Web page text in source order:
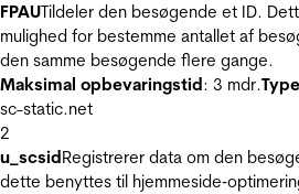
FPAUTildeler den besøgende et ID.
mulighed for bestemme antallet af
den samme besøgende flere gange.
Maksimal opbevaringstid: 3 mdr.Type
sc-static.net
2
u_scsidRegistrerer data om den
dette benyttes til